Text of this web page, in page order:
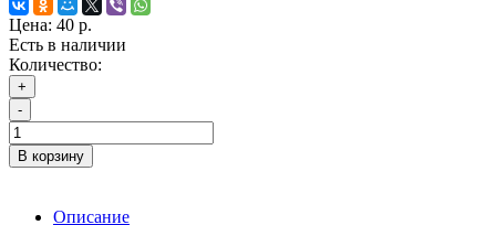
Цена: 40 р.
Есть в наличии
Количество:
+
-
В корзину
Описание